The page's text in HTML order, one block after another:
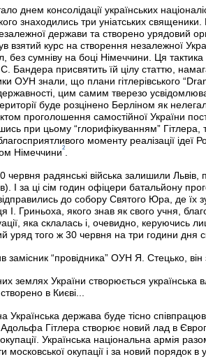
днем консолідації українських
знаходились три уніатських
держави та створено урядовий
взятий курс на створення незалежної
без сумніву на боці Німеччини. Ця
Бандера присвятить їй цілу статтю,
ОУН знали, що плани гітлерівського
державності, цим самим тверезо
буде розцінено Берліном як
проголошення самостійної України
при цьому “глорифікуванням”
моменту реалізації
Німеччини2
червня радянські війська залишили Львів,
І за ці сім годин офіцери батальйону
до собору Святого Юра, де їх
І. Гриньоха, якого знав як свого учня,
яка склалась і, очевидно, керуючись
уряд того ж 30 червня на три години дня
замісник “провідника” ОУН Я. Стецько,
землях України створюється українська
в Києві...
Українська держава буде тісно
Гітлера створює новий лад в
Українська національна армія
московської окупації і за новий порядок в